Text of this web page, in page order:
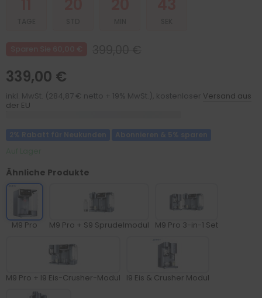
339,00 €
inkl. MwSt. (284,87 € netto + 19% MwSt.), kostenloser Versand aus
der EU
Ähnliche Produkte
M9 Pro M9 Pro + S9 Sprudelmodul M9 Pro 3-in-1 Set
M9 Pro + I9 Eis-Crusher-Modul I9 Eis & Crusher Modul